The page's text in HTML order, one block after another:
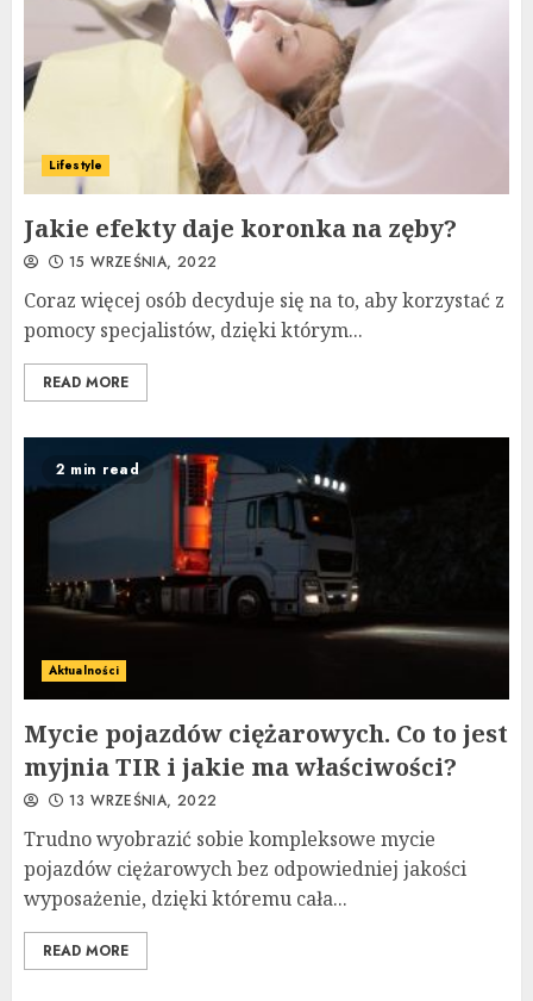
Lifestyle
Jakie efekty daje koronka na zęby?
15 WRZEŚNIA, 2022
Coraz więcej osób decyduje się na to, aby korzystać z
pomocy specjalistów, dzięki którym...
READ MORE
2 min read
Aktualności
Mycie pojazdów ciężarowych. Co to jest
myjnia TIR i jakie ma właściwości?
13 WRZEŚNIA, 2022
Trudno wyobrazić sobie kompleksowe mycie
pojazdów ciężarowych bez odpowiedniej jakości
wyposażenie, dzięki któremu cała...
READ MORE